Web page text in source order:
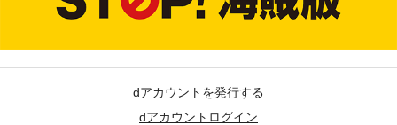
dアカウントを発行する
dアカウントログイン